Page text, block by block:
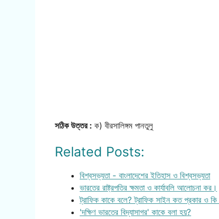
সঠিক উত্তর : ক) বীরসালিঙ্গম পানতুলু
Related Posts:
বিশ্বসভ্যতা - বাংলাদেশের ইতিহাস ও বিশ্বসভ্যতা
ভারতের রাষ্ট্রপতির ক্ষমতা ও কার্যাবলি আলোচনা কর।
ট্রাফিক কাকে বলে? ট্রাফিক সাইন কত প্রকার ও
'দক্ষিণ ভারতের বিদ্যাসাগর' কাকে বলা হয়?